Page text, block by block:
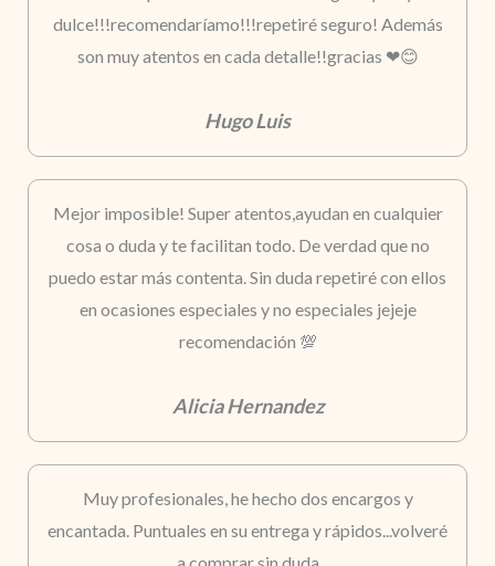
dulce!!!recomendaríamo!!!repetiré seguro! Además
son muy atentos en cada detalle!!gracias ❤😊
Hugo Luis
Mejor imposible! Super atentos,ayudan en cualquier
cosa o duda y te facilitan todo. De verdad que no
puedo estar más contenta. Sin duda repetiré con ellos
en ocasiones especiales y no especiales jejeje
recomendación 💯
Alicia Hernandez
Muy profesionales, he hecho dos encargos y
encantada. Puntuales en su entrega y rápidos...volveré
a comprar sin duda